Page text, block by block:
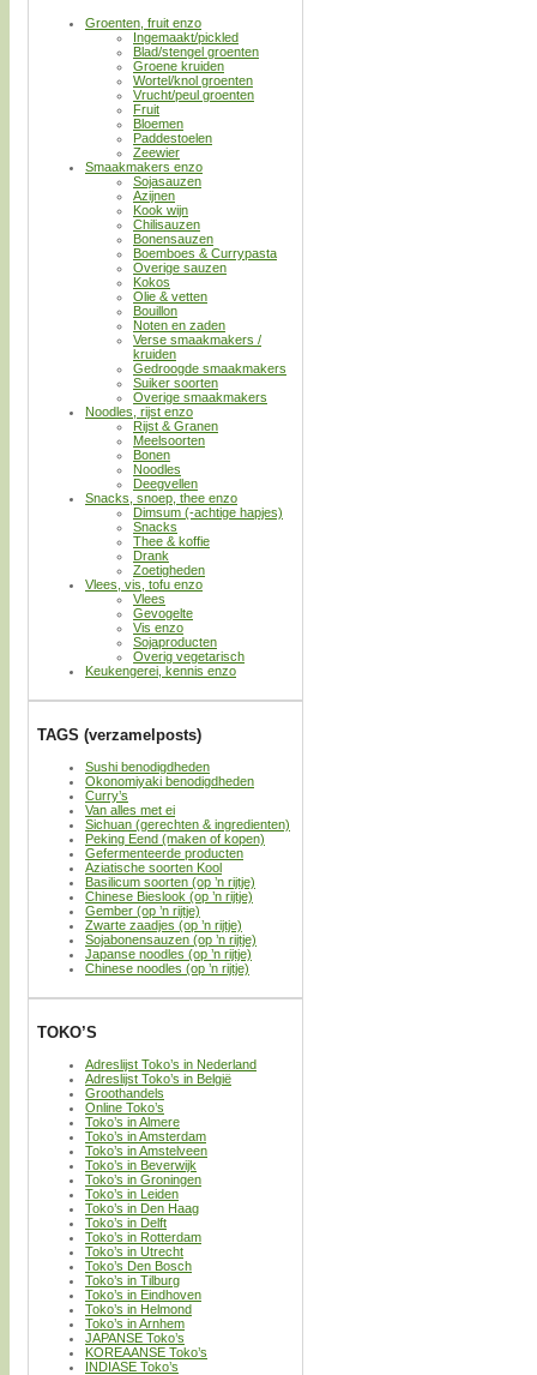
Groenten, fruit enzo
Ingemaakt/pickled
Blad/stengel groenten
Groene kruiden
Wortel/knol groenten
Vrucht/peul groenten
Fruit
Bloemen
Paddestoelen
Zeewier
Smaakmakers enzo
Sojasauzen
Azijnen
Kook wijn
Chilisauzen
Bonensauzen
Boemboes & Currypasta
Overige sauzen
Kokos
Olie & vetten
Bouillon
Noten en zaden
Verse smaakmakers /
kruiden
Gedroogde smaakmakers
Suiker soorten
Overige smaakmakers
Noodles, rijst enzo
Rijst & Granen
Meelsoorten
Bonen
Noodles
Deegvellen
Snacks, snoep, thee enzo
Dimsum (-achtige hapjes)
Snacks
Thee & koffie
Drank
Zoetigheden
Vlees, vis, tofu enzo
Vlees
Gevogelte
Vis enzo
Sojaproducten
Overig vegetarisch
Keukengerei, kennis enzo
TAGS (verzamelposts)
Sushi benodigdheden
Okonomiyaki benodigdheden
Curry’s
Van alles met ei
Sichuan (gerechten & ingredienten)
Peking Eend (maken of kopen)
Gefermenteerde producten
Aziatische soorten Kool
Basilicum soorten (op ’n rijtje)
Chinese Bieslook (op ’n rijtje)
Gember (op ’n rijtje)
Zwarte zaadjes (op ’n rijtje)
Sojabonensauzen (op ’n rijtje)
Japanse noodles (op ’n rijtje)
Chinese noodles (op ’n rijtje)
TOKO’S
Adreslijst Toko’s in Nederland
Adreslijst Toko’s in België
Groothandels
Online Toko’s
Toko’s in Almere
Toko’s in Amsterdam
Toko’s in Amstelveen
Toko’s in Beverwijk
Toko’s in Groningen
Toko’s in Leiden
Toko’s in Den Haag
Toko’s in Delft
Toko’s in Rotterdam
Toko’s in Utrecht
Toko’s Den Bosch
Toko’s in Tilburg
Toko’s in Eindhoven
Toko’s in Helmond
Toko’s in Arnhem
JAPANSE Toko’s
KOREAANSE Toko’s
INDIASE Toko’s